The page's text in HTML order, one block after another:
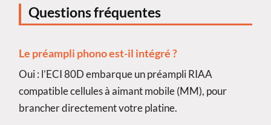
Questions fréquentes
Le préampli phono est-il intégré ?
Oui : l’ECI 80D embarque un préampli RIAA
compatible cellules à aimant mobile (MM), pour
brancher directement votre platine.